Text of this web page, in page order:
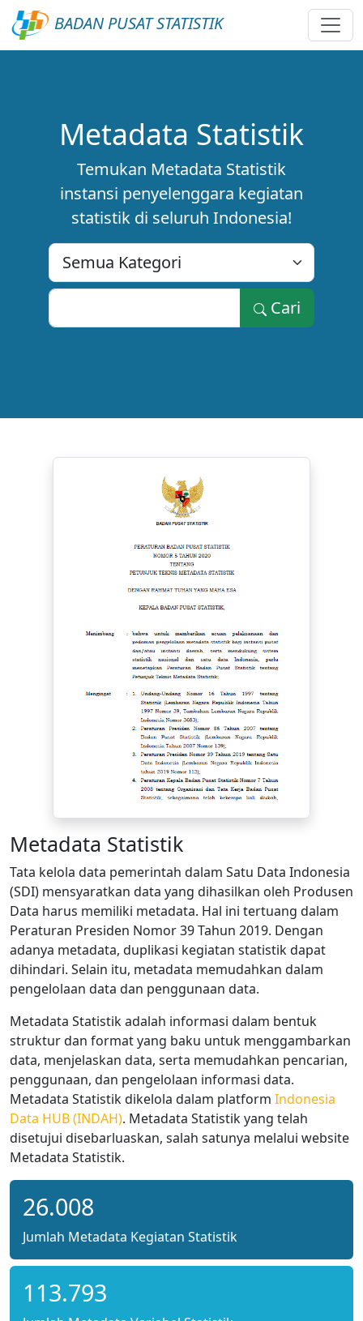
BADAN PUSAT STATISTIK
Metadata Statistik
Temukan Metadata Statistik
instansi penyelenggara kegiatan
statistik di seluruh Indonesia!
Cari
Metadata Statistik
Tata kelola data pemerintah dalam Satu Data Indonesia
(SDI) mensyaratkan data yang dihasilkan oleh Produsen
Data harus memiliki metadata. Hal ini tertuang dalam
Peraturan Presiden Nomor 39 Tahun 2019. Dengan
adanya metadata, duplikasi kegiatan statistik dapat
dihindari. Selain itu, metadata memudahkan dalam
pengelolaan data dan penggunaan data.
Metadata Statistik adalah informasi dalam bentuk
struktur dan format yang baku untuk menggambarkan
data, menjelaskan data, serta memudahkan pencarian,
penggunaan, dan pengelolaan informasi data.
Metadata Statistik dikelola dalam platform Indonesia
Data HUB (INDAH). Metadata Statistik yang telah
disetujui disebarluaskan, salah satunya melalui website
Metadata Statistik.
26.008
Jumlah Metadata Kegiatan Statistik
113.793